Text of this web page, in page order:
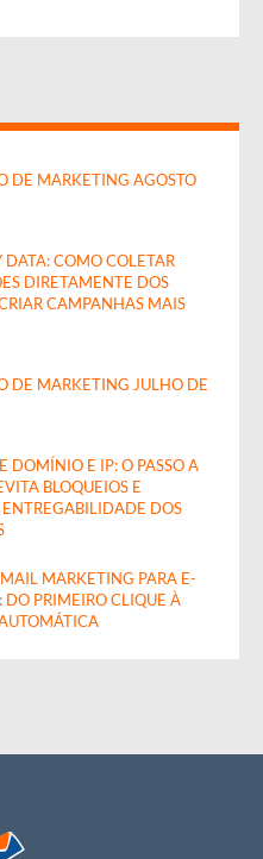
DE MARKETING AGOSTO
DATA: COMO COLETAR
DIRETAMENTE DOS
CAMPANHAS MAIS
DE MARKETING JULHO DE
DOMÍNIO E IP: O PASSO A
BLOQUEIOS E
DOS
MARKETING PARA E-
DO PRIMEIRO CLIQUE À